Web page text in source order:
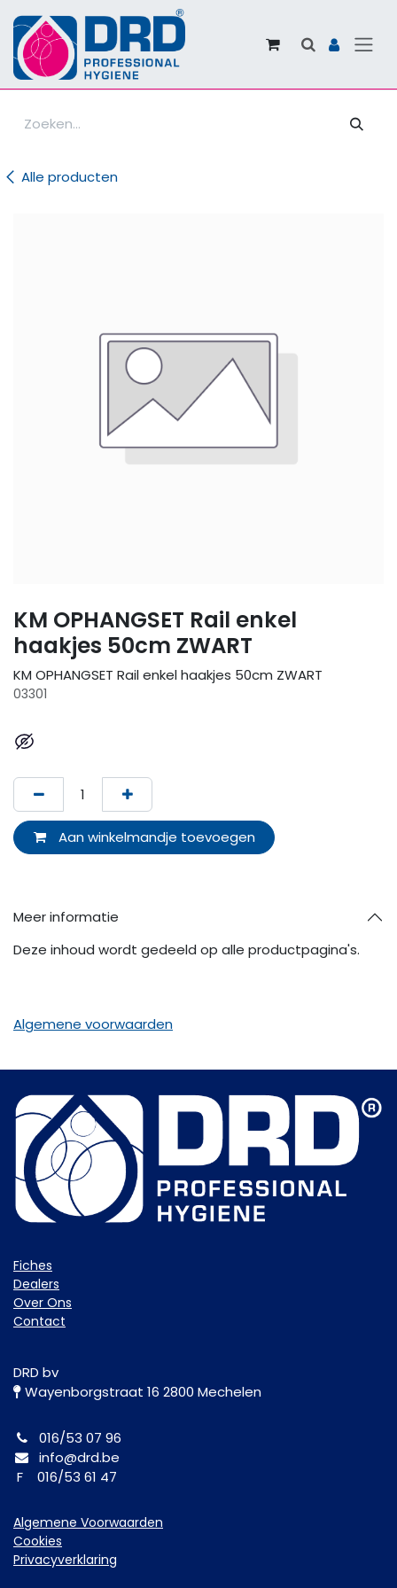
Alle producten
KM OPHANGSET Rail enkel
haakjes 50cm ZWART
KM OPHANGSET Rail enkel haakjes 50cm ZWART
03301
Aan winkelmandje toevoegen
Meer informatie
Deze inhoud wordt gedeeld op alle productpagina's.
Algemene voorwaarden
Fiche​s
Dealers
Over Ons
Contact
DRD bv
Wayenborgstraat 16 2800 Mechelen
016/53 07 96
info@drd.be
F 016/53 61 47
Algemene Voorwaarden
Cookies
Privacyverklaring